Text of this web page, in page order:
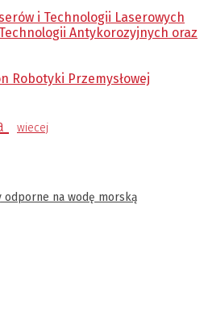
wiecej
odporne na wodę morską